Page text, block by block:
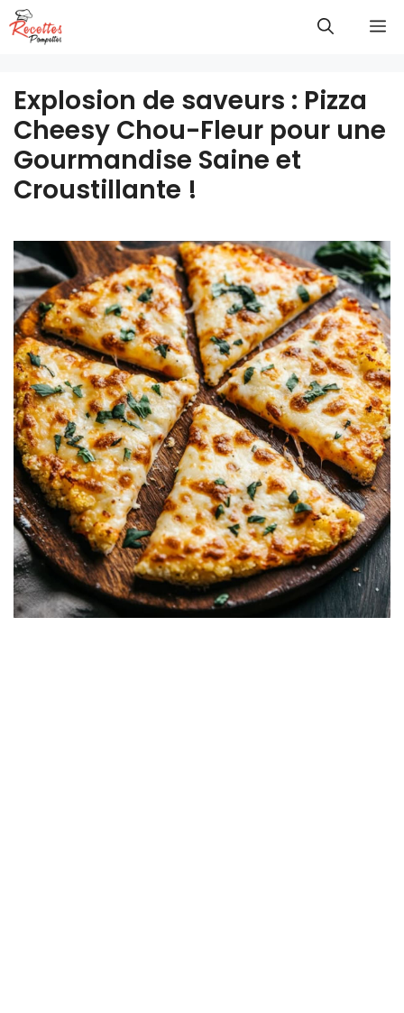
Aller
au
Explosion de saveurs : Pizza
Cheesy Chou-Fleur pour une
Gourmandise Saine et
Croustillante !